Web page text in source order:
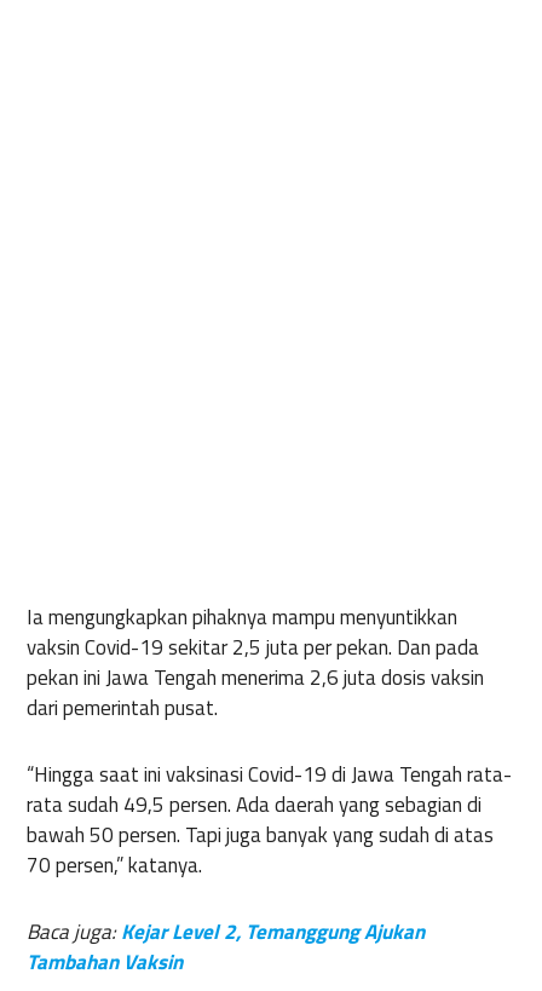
Ia mengungkapkan pihaknya mampu menyuntikkan
vaksin Covid-19 sekitar 2,5 juta per pekan. Dan pada
pekan ini Jawa Tengah menerima 2,6 juta dosis vaksin
dari pemerintah pusat.
“Hingga saat ini vaksinasi Covid-19 di Jawa Tengah rata-
rata sudah 49,5 persen. Ada daerah yang sebagian di
bawah 50 persen. Tapi juga banyak yang sudah di atas
70 persen,” katanya.
Baca juga:Kejar Level 2, Temanggung Ajukan
Tambahan Vaksin